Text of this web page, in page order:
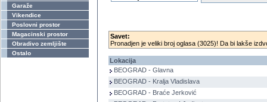
Garaže
Vikendice
Poslovni prostor
Magacinski prostor
Obradivo zemljište
Ostalo
Savet:
Pronadjen je veliki broj oglasa (3025)! Da bi lakše
Lokacija
BEOGRAD - Glavna
BEOGRAD - Kralja Vladislava
BEOGRAD - Braće Jerković